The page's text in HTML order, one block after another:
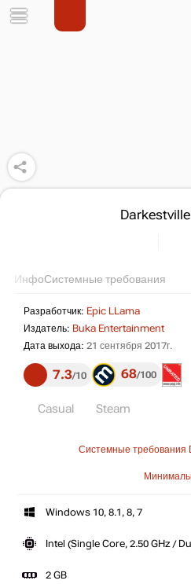
ИнфоСистемные требования
Разработчик: Epic LLama
Издатель: Buka Entertainment
Дата выхода: 21 сентября 2017г.
7.3 10 68 100
Casual Steam
Системные
Windows 10, 8.1, 8, 7
Intel (Single Core, 2.50 GHz /
2 GB